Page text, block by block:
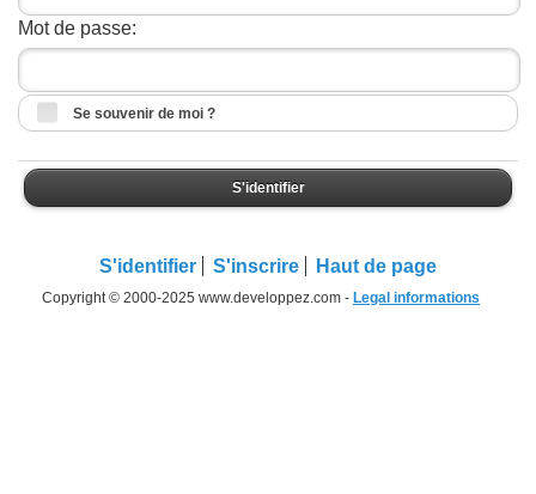
Mot de passe:
Se souvenir de moi ?
S'identifier
S'identifier S'inscrire Haut de page
Copyright © 2000-2025 www.developpez.com - Legal informations